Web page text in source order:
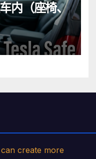
内（座椅、
create more